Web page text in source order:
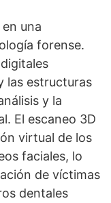
una
forense.
las estructuras
y la
El escaneo 3D
virtual de los
faciales, lo
de víctimas
dentales